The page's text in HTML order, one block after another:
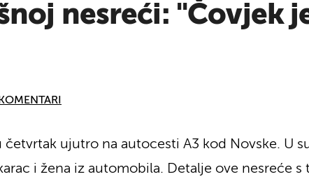
nesreći: "Čovjek
KOMENTARI
četvrtak ujutro na autocesti A3 kod Novske. U
i žena iz automobila. Detalje ove nesreće s